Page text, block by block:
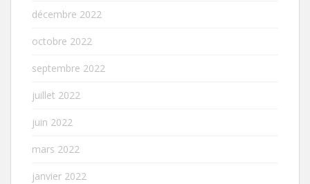
décembre 2022
octobre 2022
septembre 2022
juillet 2022
juin 2022
mars 2022
janvier 2022